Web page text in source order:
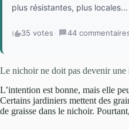
plus résistantes, plus locales...
35 votes · 44
Le nichoir ne doit pas devenir une
L’intention est bonne, mais elle
Certains jardiniers mettent des
de graisse dans le nichoir.